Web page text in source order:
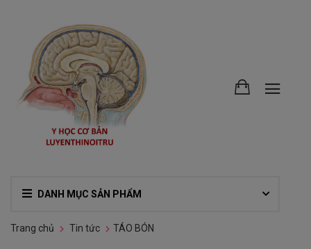
DANH MỤC SẢN PHẨM
Trang chủ Tin tức TÁO BÓN